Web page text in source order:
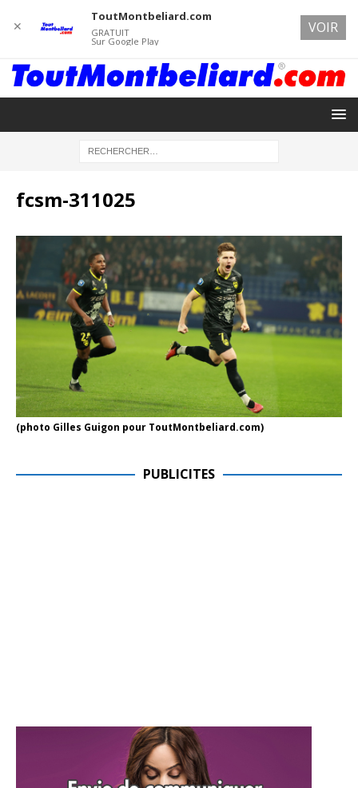
fcsm-311025
(photo Gilles Guigon pour ToutMontbeliard.com)
PUBLICITES
✕
ToutMontbeliard.com
GRATUIT
Sur Google Play
VOIR